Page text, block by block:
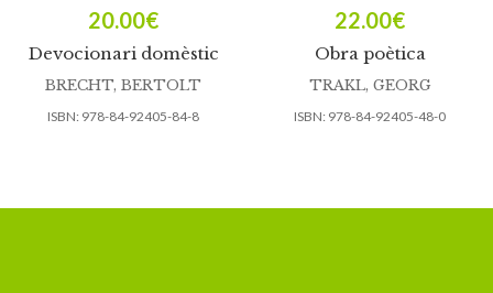
Devocionari domèstic
20.00€
BRECHT, BERTOLT
ISBN: 978-84-92405-84-8
Obra poètica
22.00€
TRAKL, GEORG
ISBN: 978-84-92405-48-0